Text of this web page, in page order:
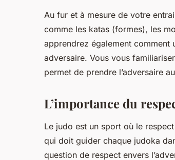
Au fur et à mesure de votre
comme les katas (formes), les
apprendrez également
adversaire. Vous vous
permet de prendre l’adversaire
L’importance du
Le judo est un sport où le
qui doit guider chaque judoka
question de respect envers